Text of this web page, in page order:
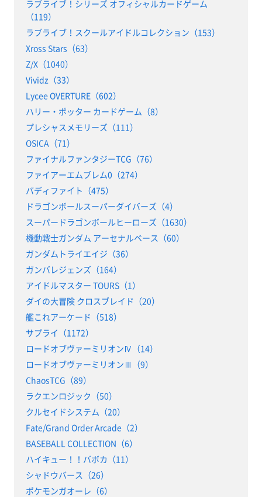
ラブライブ！シリーズ オフィシャルカードゲーム
（119）
ラブライブ！スクールアイドルコレクション（153）
Xross Stars（63）
Z/X（1040）
Vividz（33）
Lycee OVERTURE（602）
ハリー・ポッター カードゲーム（8）
プレシャスメモリーズ（111）
OSICA（71）
ファイナルファンタジーTCG（76）
ファイアーエムブレム0（274）
バディファイト（475）
ドラゴンボールスーパーダイバーズ（4）
スーパードラゴンボールヒーローズ（1630）
機動戦士ガンダム アーセナルベース（60）
ガンダムトライエイジ（36）
ガンバレジェンズ（164）
アイドルマスター TOURS（1）
ダイの大冒険 クロスブレイド（20）
艦これアーケード（518）
サプライ（1172）
ロードオブヴァーミリオンⅣ（14）
ロードオブヴァーミリオンⅢ（9）
ChaosTCG（89）
ラクエンロジック（50）
クルセイドシステム（20）
Fate/Grand Order Arcade（2）
BASEBALL COLLECTION（6）
ハイキュー！！バボカ（11）
シャドウバース（26）
ポケモンガオーレ（6）